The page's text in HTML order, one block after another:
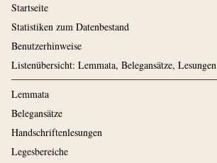
Startseite
Statistiken zum Datenbestand
Benutzerhinweise
Listenübersicht: Lemmata, Belegansätze, Lesungen
Lemmata
Belegansätze
Handschriftenlesungen
Legesbereiche